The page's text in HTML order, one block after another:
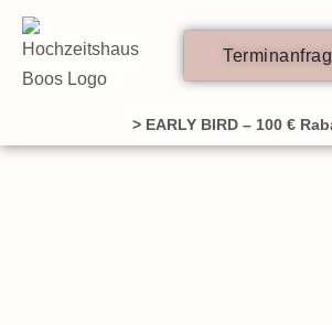
Zum
Inhalt
springen
> EARLY BIRD – 100 €